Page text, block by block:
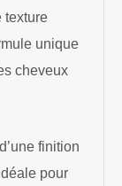
texture
unique
cheveux
finition
pour